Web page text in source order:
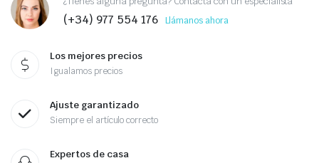
(+34) 977 554 176 Llámanos ahora
Los mejores precios
Igualamos precios
Ajuste garantizado
Siempre el artículo correcto
Expertos de casa